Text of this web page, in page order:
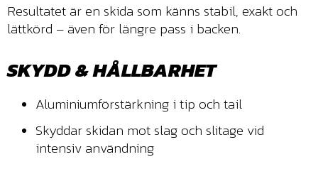
Resultatet är en skida som känns stabil, exakt och
lättkörd – även för längre pass i backen.
SKYDD & HÅLLBARHET
Aluminiumförstärkning i tip och tail
Skyddar skidan mot slag och slitage vid
intensiv användning